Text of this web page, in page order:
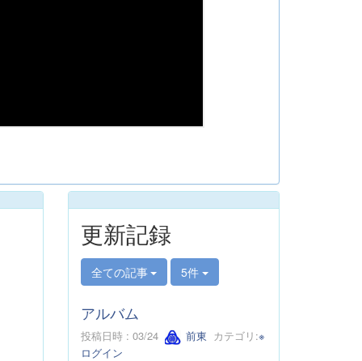
更新記録
全ての記事 5件
アルバム
投稿日時 : 03/24 前東 カテゴリ:※
ログイン